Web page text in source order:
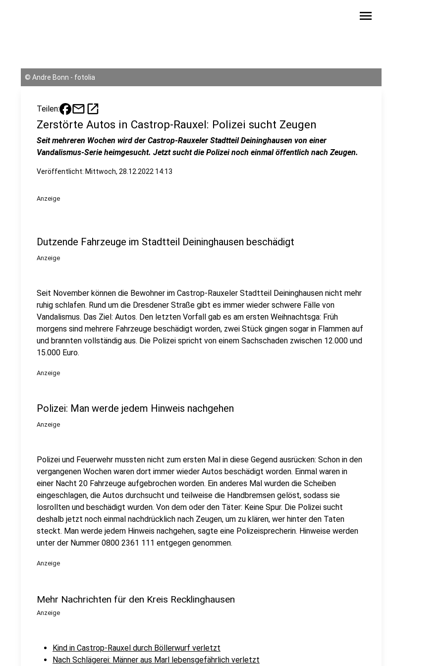
menu
© Andre Bonn - fotolia
Teilen: mailopen_in_new
Zerstörte Autos in Castrop-Rauxel: Polizei sucht Zeugen
Seit mehreren Wochen wird der Castrop-Rauxeler Stadtteil Deininghausen von einer
Vandalismus-Serie heimgesucht. Jetzt sucht die Polizei noch einmal öffentlich nach Zeugen.
Veröffentlicht: Mittwoch, 28.12.2022 14:13
Anzeige
Dutzende Fahrzeuge im Stadtteil Deininghausen beschädigt
Anzeige
Seit November können die Bewohner im Castrop-Rauxeler Stadtteil Deininghausen nicht mehr
ruhig schlafen. Rund um die Dresdener Straße gibt es immer wieder schwere Fälle von
Vandalismus. Das Ziel: Autos. Den letzten Vorfall gab es am ersten Weihnachtsga: Früh
morgens sind mehrere Fahrzeuge beschädigt worden, zwei Stück gingen sogar in Flammen auf
und brannten vollständig aus. Die Polizei spricht von einem Sachschaden zwischen 12.000 und
15.000 Euro.
Anzeige
Polizei: Man werde jedem Hinweis nachgehen
Anzeige
Polizei und Feuerwehr mussten nicht zum ersten Mal in diese Gegend ausrücken: Schon in den
vergangenen Wochen waren dort immer wieder Autos beschädigt worden. Einmal waren in
einer Nacht 20 Fahrzeuge aufgebrochen worden. Ein anderes Mal wurden die Scheiben
eingeschlagen, die Autos durchsucht und teilweise die Handbremsen gelöst, sodass sie
losrollten und beschädigt wurden. Von dem oder den Täter: Keine Spur. Die Polizei sucht
deshalb jetzt noch einmal nachdrücklich nach Zeugen, um zu klären, wer hinter den Taten
steckt. Man werde jedem Hinweis nachgehen, sagte eine Polizeisprecherin. Hinweise werden
unter der Nummer 0800 2361 111 entgegen genommen.
Anzeige
Mehr Nachrichten für den Kreis Recklinghausen
Anzeige
Kind in Castrop-Rauxel durch Böllerwurf verletzt
Nach Schlägerei: Männer aus Marl lebensgefährlich verletzt